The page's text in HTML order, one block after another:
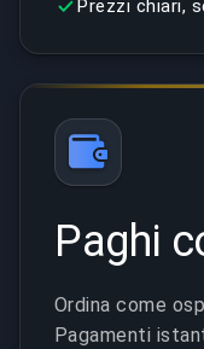
Prezzi chiari,
Paghi
Ordina come
Pagamenti